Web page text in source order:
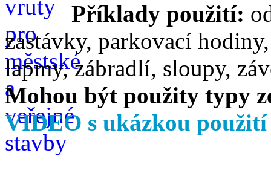
Příklady použití:
zastávky, parkovací
lapmy, zábradlí, sloupy,
Mohou být použity typy
VIDEO s ukázkou